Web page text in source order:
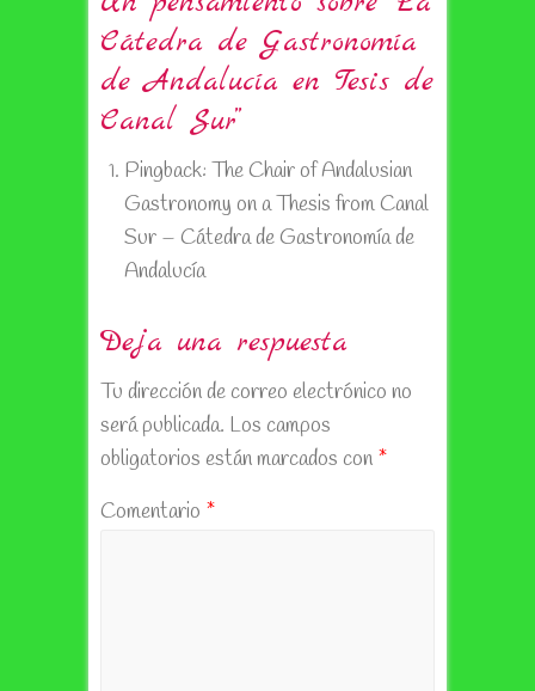
Cátedra de Gastronomía
de Andalucía en Tesis de
Canal Sur”
Pingback: The Chair of Andalusian
Gastronomy on a Thesis from Canal
Sur – Cátedra de Gastronomía de
Andalucía
Deja una respuesta
Tu dirección de correo electrónico no
será publicada. Los campos
obligatorios están marcados con *
Comentario *